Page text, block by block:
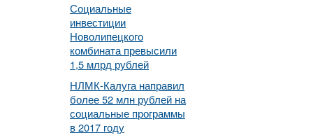
Социальные
инвестиции
Новолипецкого
комбината превысили
1,5 млрд рублей
НЛМК-Калуга направил
более 52 млн рублей на
социальные программы
в 2017 году